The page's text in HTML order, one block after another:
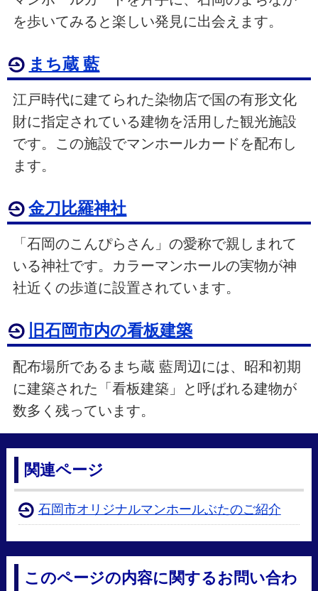
を歩いてみると楽しい発見に出会えます。
まち蔵 藍
江戸時代に建てられた染物店で国の有形文化
財に指定されている建物を活用した観光施設
です。この施設でマンホールカードを配布し
ます。
金刀比羅神社
「石岡のこんぴらさん」の愛称で親しまれて
いる神社です。カラーマンホールの実物が神
社近くの歩道に設置されています。
旧石岡市内の看板建築
配布場所であるまち蔵 藍周辺には、昭和初期
に建築された「看板建築」と呼ばれる建物が
数多く残っています。
関連ページ
石岡市オリジナルマンホールぶたのご紹介
このページの内容に関するお問い合わ